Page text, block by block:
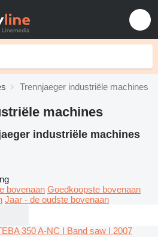
Trennjaeger industriële machines
machines
industriële machines
bovenaan Goedkoopste bovenaan
Jaar - de oudste bovenaan